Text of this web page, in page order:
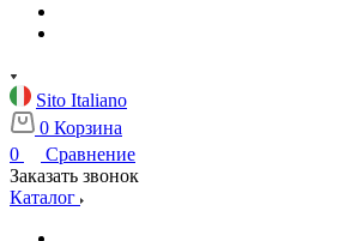
Sito Italiano
0 Корзина
0
Сравнение
Заказать звонок
Каталог